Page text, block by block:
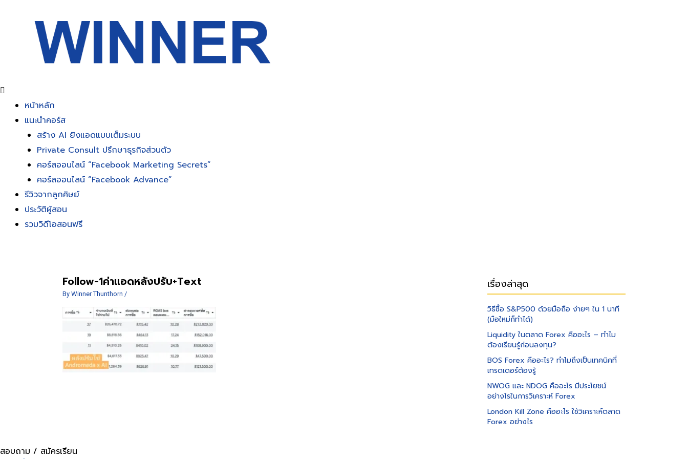
หน้าหลัก
แนะนำคอร์ส
สร้าง AI ยิงแอดแบบเต็มระบบ
Private Consult ปรึกษาธุรกิจส่วนตัว
คอร์สออนไลน์ “Facebook Marketing Secrets”
คอร์สออนไลน์ “Facebook Advance”
รีวิวจากลูกศิษย์
ประวัติผู้สอน
รวมวิดีโอสอนฟรี
Follow-1ค่าแอดหลังปรับ+Text
By Winner Thunthorn /
เรื่องล่าสุด
วิธีซื้อ S&P500 ด้วยมือถือ ง่ายๆ ใน 1 นาที
(มือใหม่ก็ทำได้)
Liquidity ในตลาด Forex คืออะไร – ทำไม
ต้องเรียนรู้ก่อนลงทุน?
BOS Forex คืออะไร? ทำไมถึงเป็นเทคนิคที่
เทรดเดอร์ต้องรู้
NWOG และ NDOG คืออะไร มีประโยชน์
อย่างไรในการวิเคราะห์ Forex
London Kill Zone คืออะไร ใช้วิเคราะห์ตลาด
Forex อย่างไร
สอบถาม / สมัครเรียน